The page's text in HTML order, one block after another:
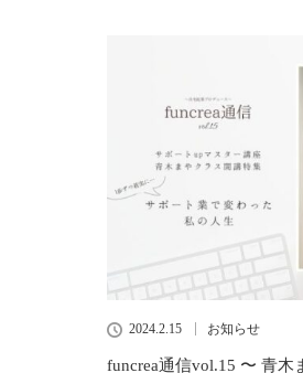
2024.2.15 お知らせ
funcrea通信vol.15 〜 青木